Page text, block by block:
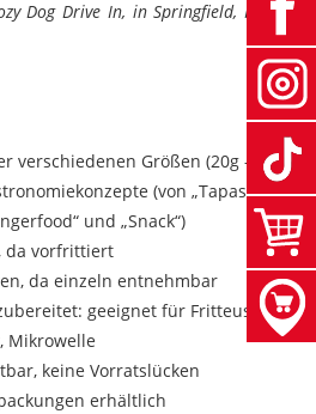
Dog Drive In, in Springfield, Illinois,
verschiedenen Größen (20g – 75g
(von „Tapas“ über
und „Snack“)
da vorfrittiert
da einzeln entnehmbar
geeignet für Fritteuse,
Mikrowelle
keine Vorratslücken
erhältlich